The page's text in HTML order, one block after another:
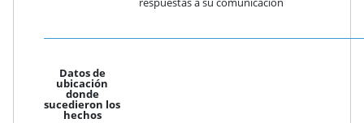
Datos de
ubicación
donde
sucedieron los
hechos